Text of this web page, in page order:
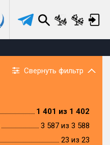
Свернуть фильтр
1 401 из 1 402
3 587 из 3 588
23 из 23